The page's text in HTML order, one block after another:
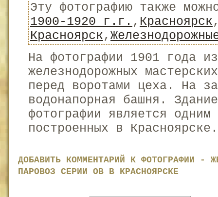
Эту фотографию также
1900-1920 г.г. , Красноярск
Красноярск,
На фотографии 1901 года
железнодорожных
перед воротами цеха. На
водонапорная башня.
фотографии является
построенных в Красноярске.
ДОБАВИТЬ КОММЕНТАРИЙ К ФОТОГРАФИИ -
ПАРОВОЗ СЕРИИ ОВ В КРАСНОЯРСКЕ